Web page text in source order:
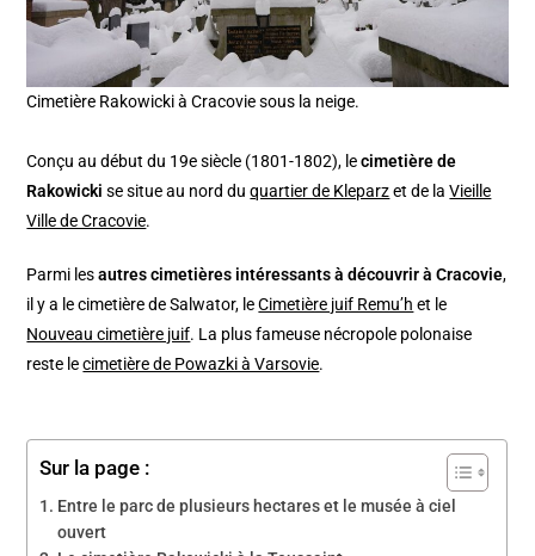
Cimetière Rakowicki à Cracovie sous la neige.
Conçu au début du 19e siècle (1801-1802), lecimetière de
Rakowicki se situe au nord duquartier de Kleparzet de laVieille
Ville de Cracovie.
Parmi lesautres cimetières intéressants à découvrir à Cracovie,
il y a le cimetière de Salwator, leCimetière juif Remu’h et le
Nouveau cimetière juif. La plus fameuse nécropole polonaise
reste lecimetière de Powazki à Varsovie.
Sur la page :
Entre le parc de plusieurs hectares et le musée à ciel
ouvert